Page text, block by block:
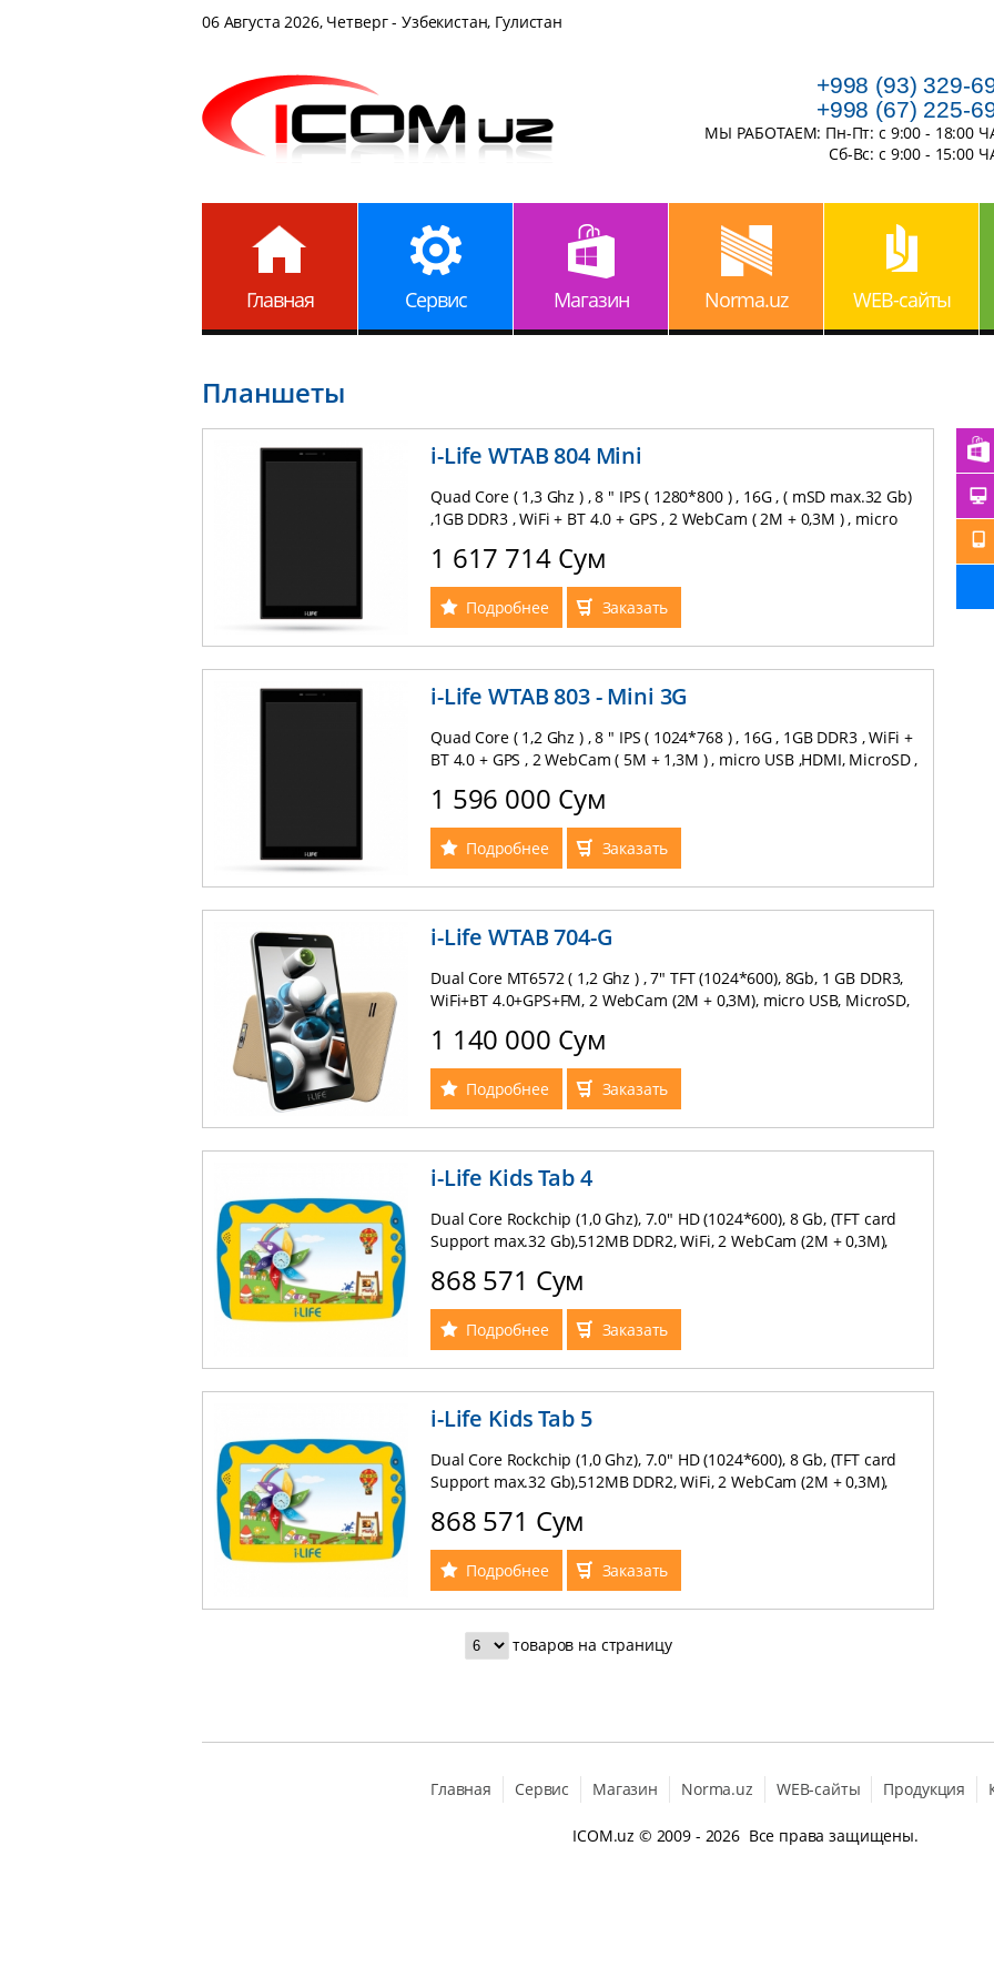
06 Августа 2026, Четверг - Узбекистан, Гулистан
+998 (93) 329-
+998 (67) 225-
МЫ РАБОТАЕМ: Пн-Пт: с 9:00 - 18:00
Сб-Вс: с 9:00 - 15:00
Главная Сервис Магазин Norma.uz WEB-сайты
Планшеты
i-Life WTAB 804 Mini
Quad Core ( 1,3 Ghz ) , 8 " IPS ( 1280*800 ) , 16G , ( mSD max.32 Gb)
,1GB DDR3 , WiFi + BT 4.0 + GPS , 2 WebCam ( 2М + 0,3М ) , micro
3800mAh , Black and Blue
1 617 714 Сум
Подробнее Заказать
i-Life WTAB 803 - Mini 3G
Quad Core ( 1,2 Ghz ) , 8 " IPS ( 1024*768 ) , 16G , 1GB DDR3 , WiFi +
BT 4.0 + GPS , 2 WebCam ( 5М + 1,3М ) , micro USB ,HDMI, MicroSD ,
and White
1 596 000 Сум
Подробнее Заказать
i-Life WTAB 704-G
Dual Core MT6572 ( 1,2 Ghz ) , 7" TFT (1024*600), 8Gb, 1 GB DDR3,
WiFi+BT 4.0+GPS+FM, 2 WebCam (2М + 0,3М), micro USB, MicroSD,
1 140 000 Сум
Подробнее Заказать
i-Life Kids Tab 4
Dual Core Rockchip (1,0 Ghz), 7.0" HD (1024*600), 8 Gb, (TFT card
Support max.32 Gb),512MB DDR2, WiFi, 2 WebCam (2М + 0,3М),
868 571 Сум
Подробнее Заказать
i-Life Kids Tab 5
Dual Core Rockchip (1,0 Ghz), 7.0" HD (1024*600), 8 Gb, (TFT card
Support max.32 Gb),512MB DDR2, WiFi, 2 WebCam (2М + 0,3М),
868 571 Сум
Подробнее Заказать
товаров на страницу
Главная Сервис Магазин Norma.uz WEB-сайты Продукция
ICOM.uz © 2009 - 2026 Все права защищены.